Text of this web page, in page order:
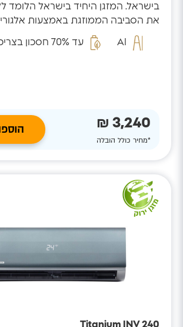
בישראל. המזגן היחיד בישראל
המזהה...
AI
עד 70% חסכון בצריכת החשמל
3,240 ₪
*מחיר כולל הובלה
Titanium INV 240